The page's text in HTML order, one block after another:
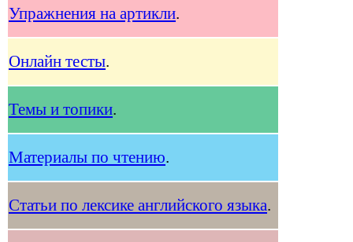
Упражнения на артикли.
Онлайн тесты.
Темы и топики.
Материалы по чтению.
Статьи по лексике английского языка.